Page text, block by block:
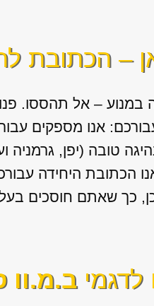
– הכתובת
במנוע – אל תהססו.
אנו מספקים
טובה (יפן,
היחידה
כך שאתם חוסכים
לדגמיב.מ.וו